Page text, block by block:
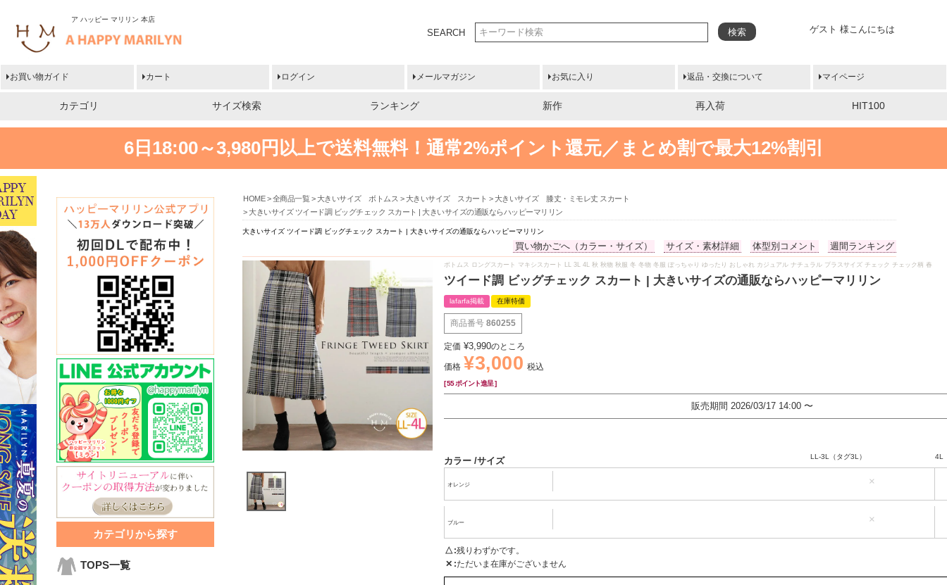
ア ハッピー マリリン 本店
ゲスト 様こんにちは
SEARCH 検索
お買い物ガイド カート ログイン メールマガジン お気に入り 返品・交換について マイページ
カテゴリ サイズ検索 ランキング 新作 再入荷 HIT100
6日18:00～3,980円以上で送料無料！ 通常2%ポイント還元／まとめ割で最大12%割引
カテゴリから探す
TOPS一覧
HOME 全商品一覧 大きいサイズ ボトムス 大きいサイズ スカート
大きいサイズ 膝丈・ミモレ丈 スカート
大きいサイズ ツイード調 ビッグチェック スカート | 大きいサイズの通販ならハッピーマリリン
大きいサイズ ツイード調 ビッグチェック スカート | 大きいサイズの通販ならハッピーマリリン
買い物かごへ（カラー・サイズ） サイズ・素材詳細 体型別コメント 週間ランキング
ボトムス ロングスカート マキシスカート LL 3L 4L 秋 秋物 秋服 冬 冬物 冬服 ぽっちゃり ゆったり おしゃれ カジュアル ナチュラル プラスサイズ チェック チェック柄 春
ツイード調 ビッグチェック スカート | 大きいサイズの通販ならハッピーマリリン
lafarfa掲載 在庫特価
商品番号 860255
定価 ¥3,990のところ
価格 ¥3,000 税込
[55 ポイント進呈 ]
販売期間 2026/03/17 14:00 〜
カラー サイズ
オレンジ
LL-3L（タグ3L）
×
4L
ブルー ×
△ 残りわずかです。
✕ ただいま在庫がございません